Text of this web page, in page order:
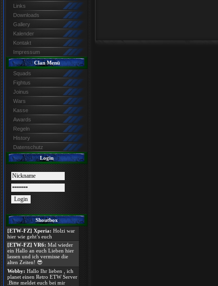
Links
Downloads
Gallery
Kalender
Kontakt
Impressum
Clan Menü
Squads
Fightus
Joinus
Wars
Kasse
Awards
Regeln
History
Datenschutz
Login
Shoutbox
[ETW-FZ] Xperia: Holzi war
hier wie geht’s euch
[ETW-FZ] VR6: Mal wieder
ein Hallo an euch Lieben hier
lassen und ich vermisse die
alten Zeiten! 😎
Webby: Hallo Ihr lieben , ich
planet einen Retro ETW Server
.Bitte meldet euch bei mir